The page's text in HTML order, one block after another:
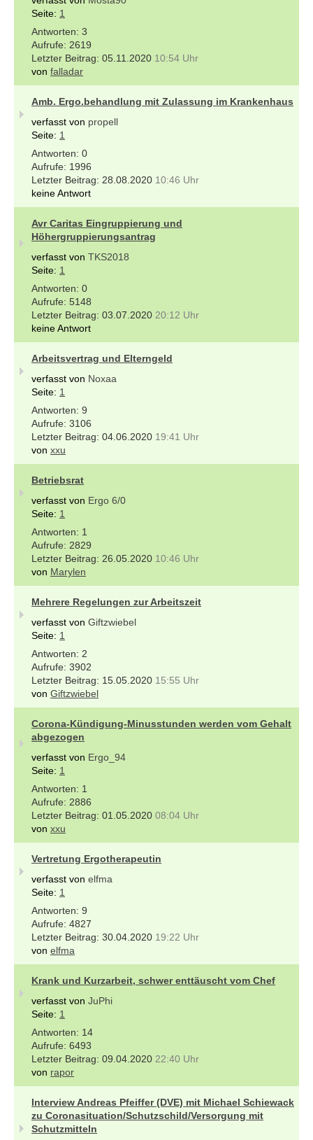
Seite: 1
3
2619
05.11.2020 10:54 Uhr
von falladar
Amb. Ergo.behandlung mit Zulassung im Krankenhaus
verfasst von propell
Seite: 1
0
1996
28.08.2020 10:46 Uhr
keine Antwort
Avr Caritas Eingruppierung und
Höhergruppierungsantrag
verfasst von TKS2018
Seite: 1
0
5148
03.07.2020 20:12 Uhr
keine Antwort
Arbeitsvertrag und Elterngeld
verfasst von Noxaa
Seite: 1
9
3106
04.06.2020 19:41 Uhr
von xxu
Betriebsrat
verfasst von Ergo 6/0
Seite: 1
1
2829
26.05.2020 10:46 Uhr
von Marylen
Mehrere Regelungen zur Arbeitszeit
verfasst von Giftzwiebel
Seite: 1
2
3902
15.05.2020 15:55 Uhr
von Giftzwiebel
Corona-Kündigung-Minusstunden werden vom Gehalt
abgezogen
verfasst von Ergo_94
Seite: 1
1
2886
01.05.2020 08:04 Uhr
von xxu
Vertretung Ergotherapeutin
verfasst von elfma
Seite: 1
9
4827
30.04.2020 19:22 Uhr
von elfma
Krank und Kurzarbeit, schwer enttäuscht vom Chef
verfasst von JuPhi
Seite: 1
14
6493
09.04.2020 22:40 Uhr
von rapor
Interview Andreas Pfeiffer (DVE) mit Michael Schiewack
zu Coronasituation/Schutzschild/Versorgung mit
Schutzmitteln